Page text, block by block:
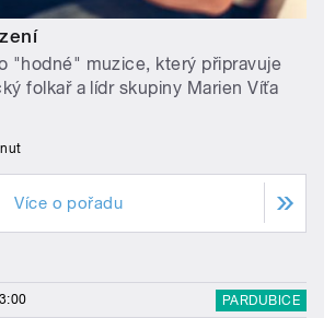
"hodné" muzice, který připravuje
folkař a lídr skupiny Marien Víťa
Více o pořadu
PARDUBICE